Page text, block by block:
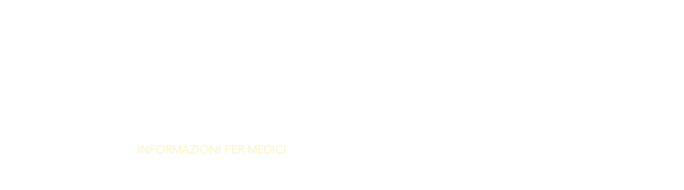
INFORMAZIONI PER MEDICI